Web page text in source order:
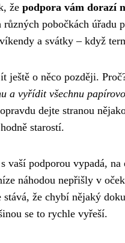
že podpora vám dorazí
různých pobočkách
a svátky – když
ještě o něco později.
a vyřídit všechnu
dejte stranou
starostí.
vaší podporou vypadá,
náhodou nepřišly v
že chybí nějaký
se to rychle vyřeší.